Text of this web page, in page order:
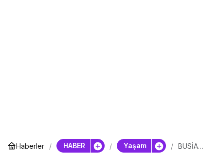
Haberler HABER Yaşam
BUSİAD’